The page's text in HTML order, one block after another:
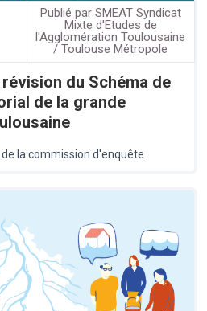
Publié par SMEAT Syndicat
Mixte d'Etudes de
l'Agglomération Toulousaine
/ Toulouse Métropole
du Schéma de
de la grande
la commission d'enquête